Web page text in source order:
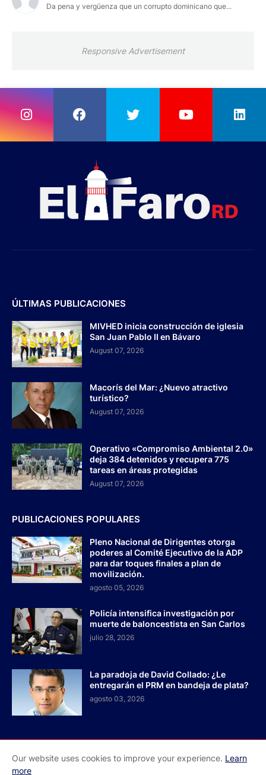
Da pena y vergüenza que un corrupto dominicano que...
Responsive Advertisement
ÚLTIMAS PUBLICACIONES
MIVHED inicia construcción de iglesia
San Juan Pablo II en Bávaro
August 07, 2026
Macorís del Mar: ¿Nuevo atractivo
turístico?
August 07, 2026
Operativo «Compromiso Ambiental 2.0»
deja 384 detenidos y recupera 775
tareas en áreas protegidas
August 07, 2026
PUBLICACIONES POPULARES
Pleno Nacional de Dirigentes otorga
poderes al Comité Ejecutivo de la ADP
para dar toques finales a plan de
movilización.
agosto 05, 2026
Policía intensifica investigación por
muerte de baloncestista en San Carlos
julio 28, 2026
La paradoja de David Collado: ¿Le
entregarán el PRM en bandeja de plata?
agosto 03, 2026
Inicio Acerca de Nosotros
Contactos
Our website uses cookies to improve your experience. Learn
more